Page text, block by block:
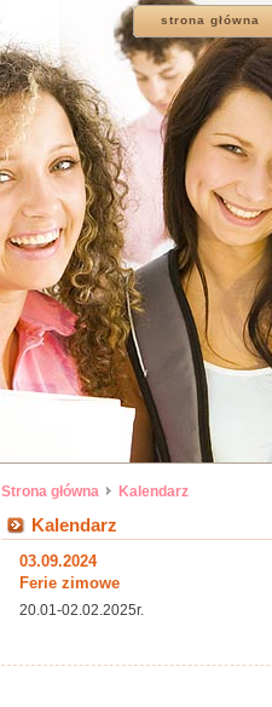
strona główna
Strona główna Kalendarz
Kalendarz
03.09.2024
Ferie zimowe
20.01-02.02.2025r.